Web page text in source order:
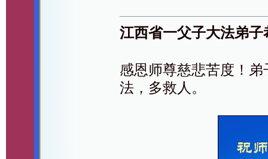
江西省一父子大法弟
感恩师尊慈悲苦度！
法，多救人。